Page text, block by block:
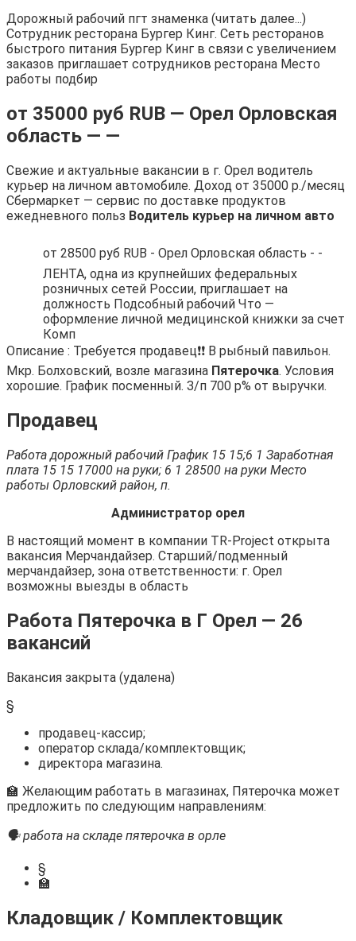
Дорожный рабочий пгт знаменка (читать далее...)
Сотрудник ресторана Бургер Кинг. Сеть ресторанов
быстрого питания Бургер Кинг в связи с увеличением
заказов приглашает сотрудников ресторана Место
работы подбир
от 35000 руб RUB — Орел Орловская
область — —
Свежие и актуальные вакансии в г. Орел водитель
курьер на личном автомобиле. Доход от 35000 р./месяц
Сбермаркет — сервис по доставке продуктов
ежедневного польз Водитель курьер на личном авто
от 28500 руб RUB - Орел Орловская область - -
ЛЕНТА, одна из крупнейших федеральных
розничных сетей России, приглашает на
должность Подсобный рабочий Что —
оформление личной медицинской книжки за счет
Комп
Описание : Требуется продавец❗❗ В рыбный павильон.
Мкр. Болховский, возле магазина Пятерочка. Условия
хорошие. График посменный. З/п 700 р% от выручки.
Продавец
Работа дорожный рабочий График 15 15;6 1 Заработная
плата 15 15 17000 на руки; 6 1 28500 на руки Место
работы Орловский район, п.
Администратор орел
В настоящий момент в компании TR-Project открыта
вакансия Мерчандайзер. Старший/подменный
мерчандайзер, зона ответственности: г. Орел
возможны выезды в область
Работа Пятерочка в Г Орел — 26
вакансий
Вакансия закрыта (удалена)
§
продавец-кассир;
оператор склада/комплектовщик;
директора магазина.
🏫 Желающим работать в магазинах, Пятерочка может
предложить по следующим направлениям:
🗣 работа на складе пятерочка в орле
§
🏫
Кладовщик / Комплектовщик